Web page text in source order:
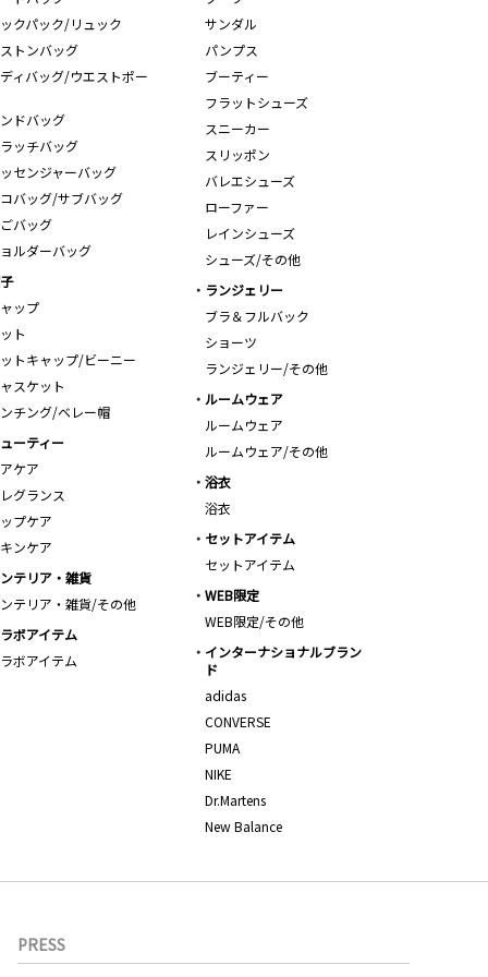
クパック/リュック
トンバッグ
ィバッグ/ウエストポー
ドバッグ
ッチバッグ
センジャーバッグ
バッグ/サブバッグ
バッグ
ルダーバッグ
サンダル
パンプス
ブーティー
フラットシューズ
スニーカー
スリッポン
バレエシューズ
ローファー
レインシューズ
シューズ/その他
ップ
ト
トキャップ/ビーニー
スケット
チング/ベレー帽
ランジェリー
ブラ＆フルバック
ショーツ
ランジェリー/その他
ルームウェア
ルームウェア
ルームウェア/その他
ーティー
ケア
グランス
プケア
ンケア
浴衣
浴衣
セットアイテム
セットアイテム
テリア・雑貨
テリア・雑貨/その他
WEB限定
WEB限定/その他
ボアイテム
ボアイテム
インターナショナルブラン
ド
adidas
CONVERSE
PUMA
NIKE
Dr.Martens
New Balance
PRESS